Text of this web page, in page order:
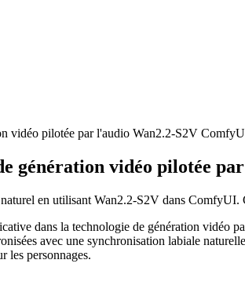
vidéo pilotée par l'audio Wan2.2-S2V
génération vidéo pilotée
en utilisant Wan2.2-S2V dans
dans la technologie de génération vidéo
avec une synchronisation labiale
les personnages.